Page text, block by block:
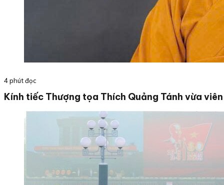
4 phút đọc
Kính tiếc Thượng tọa Thích Quảng Tánh vừa